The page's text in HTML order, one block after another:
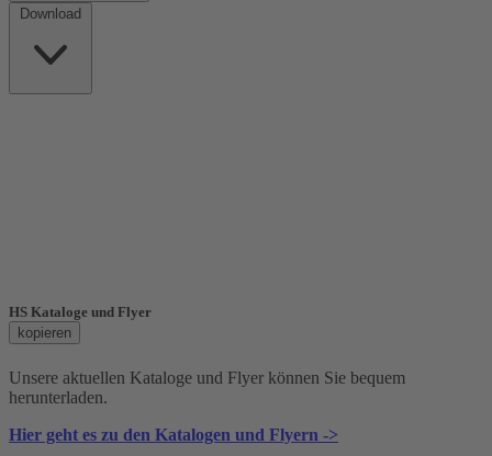
Download
HS Kataloge und Flyer
kopieren
Unsere aktuellen Kataloge und Flyer können Sie bequem
herunterladen.
Hier geht es zu den Katalogen und Flyern ->